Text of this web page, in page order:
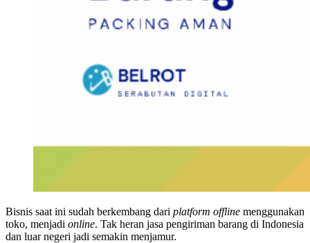
Bisnis saat ini sudah berkembang dari platform offline menggunakan
toko, menjadi online. Tak heran jasa pengiriman barang di Indonesia
dan luar negeri jadi semakin menjamur.